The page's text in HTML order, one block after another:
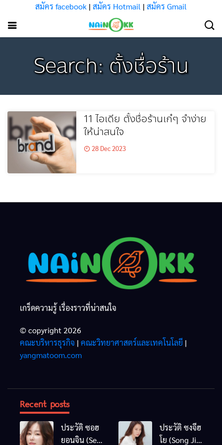
สมัคร facebook | สมัคร Hotmail | สมัคร Gmail
Search: ตั้งชื่อร้าน
11 ไอเดีย ตั้งชื่อร้านเก๋ๆ จำง่าย
ให้น่าสนใจ
28 Dec 2023
เกร็ดความรู้ เรื่องราวที่น่าสนใจ
© copyright 2026
คณะบริหารธุรกิจ | คณะวิทยาศาสตร์และเทคโนโลยี |
yangmatoom.com
Recent posts
ประวัติ ซอฮ
ยอนจิน (Seo
ประวัติ ซงจีฮ
โย (Song Ji